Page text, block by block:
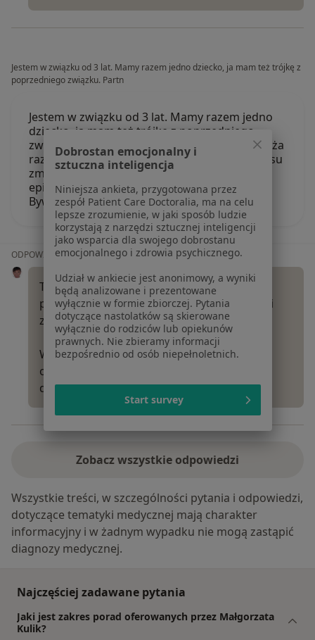
Jestem w związku od 3 lat. Mamy razem jedno dziecko, ja mam też trójkę z
poprzedniego związku. Partn
Jestem w związku od 3 lat. Mamy razem jedno
dziecko, ja mam też trójkę z poprzedniego
związku. Partner pracuje za granicą i przyjeżdża
raz w miesiącu na kilka dni. Od dłuższego czasu
zmaga się z przemęczeniem, stresem i
epizodami nadużywania alkoholu i substancji.
Bywa wtedy agresywny, wulgarny,…
ODPOWIEDŹ LEKARZA:
To, co Pani opisuje, to bardzo duże
przeciążenie — i Pani zmęczenie jest w pełni
zrozumiałe.
Warto pamiętać: to partner jest
odpowiedzialny za swoją zmianę. Terapia to
dobry krok,…Więcej
Zobacz wszystkie odpowiedzi
Wszystkie treści, w szczególności pytania i odpowiedzi,
dotyczące tematyki medycznej mają charakter
informacyjny i w żadnym wypadku nie mogą zastąpić
diagnozy medycznej.
Najczęściej zadawane pytania
Jaki jest zakres porad oferowanych przez Małgorzata
Kulik?
Dobrostan emocjonalny i
sztuczna inteligencja
Niniejsza ankieta, przygotowana przez
zespół Patient Care Doctoralia, ma na celu
lepsze zrozumienie, w jaki sposób ludzie
korzystają z narzędzi sztucznej inteligencji
jako wsparcia dla swojego dobrostanu
emocjonalnego i zdrowia psychicznego.
Udział w ankiecie jest anonimowy, a wyniki
będą analizowane i prezentowane
wyłącznie w formie zbiorczej. Pytania
dotyczące nastolatków są skierowane
wyłącznie do rodziców lub opiekunów
prawnych. Nie zbieramy informacji
bezpośrednio od osób niepełnoletnich.
Start survey